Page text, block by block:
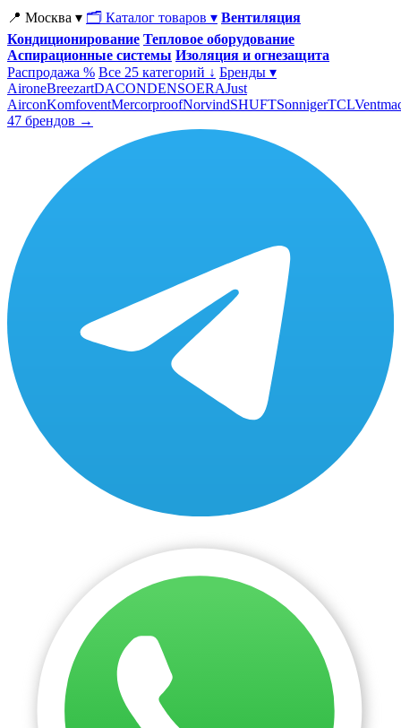
📍 Москва ▾ 🗂 Каталог товаров ▾ Вентиляция
Кондиционирование Тепловое оборудование
Аспирационные системы Изоляция и огнезащита
Распродажа % Все 25 категорий ↓ Бренды ▾
AironeBreezartDACONDENSOERAJust
AirconKomfoventMercorproofNorvindSHUFTSonnigerTCL
47 брендов →